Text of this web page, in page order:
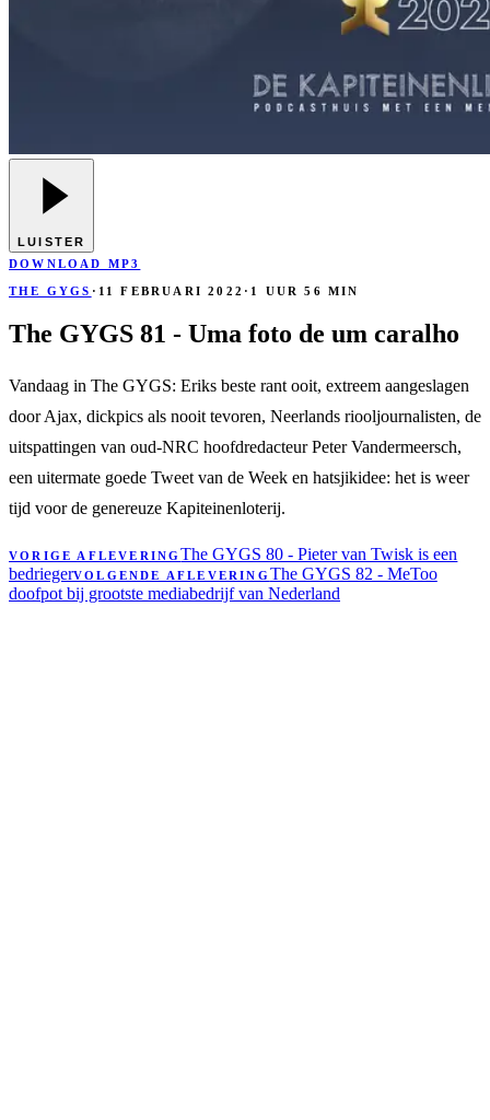
LUISTER
DOWNLOAD MP3
THE GYGS · 11 FEBRUARI 2022 · 1 UUR 56 MIN
The GYGS 81 - Uma foto de um caralho
Vandaag in The GYGS: Eriks beste rant ooit, extreem aangeslagen
door Ajax, dickpics als nooit tevoren, Neerlands riooljournalisten, de
uitspattingen van oud-NRC hoofdredacteur Peter Vandermeersch,
een uitermate goede Tweet van de Week en hatsjikidee: het is weer
tijd voor de genereuze Kapiteinenloterij.
VORIGE AFLEVERING The GYGS 80 - Pieter van Twisk is een
bedriegerVOLGENDE AFLEVERINGThe GYGS 82 - MeToo
doofpot bij grootste mediabedrijf van Nederland